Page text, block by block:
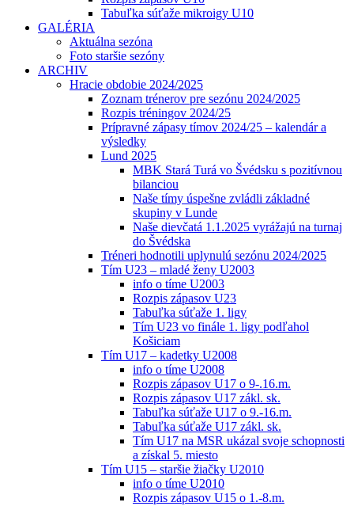
Tabuľka súťaže mikroigy U10
GALÉRIA
Aktuálna sezóna
Foto staršie sezóny
ARCHIV
Hracie obdobie 2024/2025
Zoznam trénerov pre sezónu 2024/2025
Rozpis tréningov 2024/25
Prípravné zápasy tímov 2024/25 – kalendár a
výsledky
Lund 2025
MBK Stará Turá vo Švédsku s pozitívnou
bilanciou
Naše tímy úspešne zvládli základné
skupiny v Lunde
Naše dievčatá 1.1.2025 vyrážajú na turnaj
do Švédska
Tréneri hodnotili uplynulú sezónu 2024/2025
Tím U23 – mladé ženy U2003
info o tíme U2003
Rozpis zápasov U23
Tabuľka súťaže 1. ligy
Tím U23 vo finále 1. ligy podľahol
Košiciam
Tím U17 – kadetky U2008
info o tíme U2008
Rozpis zápasov U17 o 9-.16.m.
Rozpis zápasov U17 zákl. sk.
Tabuľka súťaže U17 o 9.-16.m.
Tabuľka súťaže U17 zákl. sk.
Tím U17 na MSR ukázal svoje schopnosti
a získal 5. miesto
Tím U15 – staršie žiačky U2010
info o tíme U2010
Rozpis zápasov U15 o 1.-8.m.